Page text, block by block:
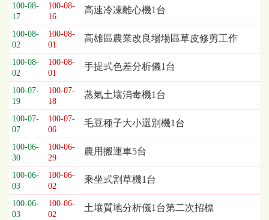
位
依
序
為：
開
標
日
期、
截
標
日
期、
公
告
事
項
100-08-
17
100-08-
16
高速冷凍離心機1台
100-08-
02
100-08-
01
高雄區農業改良場場區草皮修剪工作
100-08-
02
100-08-
01
手提式色差分析儀1台
100-07-
19
100-07-
18
蒸氣土壤消毒機1台
100-07-
07
100-07-
06
毛豆種子大小選別機1台
100-06-
30
100-06-
29
農用搬運車5台
100-06-
03
100-06-
02
乘坐式割草機1台
100-06-
03
100-06-
02
土壤質地分析儀1台第二次招標